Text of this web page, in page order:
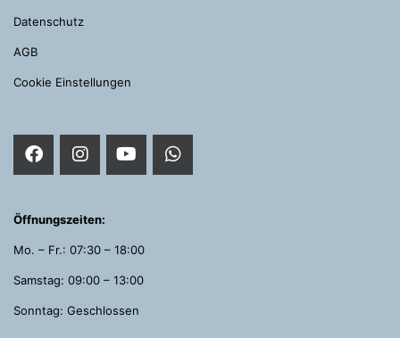
Datenschutz
AGB
Cookie Einstellungen
Öffnungszeiten:
Mo. – Fr.: 07:30 – 18:00
Samstag: 09:00 – 13:00
Sonntag: Geschlossen